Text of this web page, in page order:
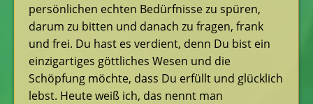
persönlichen echten Bedürfnisse zu spüren,
darum zu bitten und danach zu fragen, frank
und frei. Du hast es verdient, denn Du bist ein
einzigartiges göttliches Wesen und die
Schöpfung möchte, dass Du erfüllt und glücklich
lebst. Heute weiß ich, das nennt man